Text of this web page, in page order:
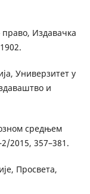
Издавачка
Универзитет у
и
средњем
2015, 357–381.
Просвета,